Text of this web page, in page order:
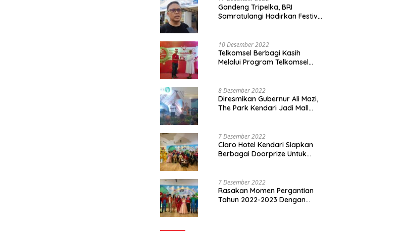
Gandeng Tripelka, BRI
Samratulangi Hadirkan Festival
10 Desember 2022
Telkomsel Berbagi Kasih
Melalui Program Telkomsel
8 Desember 2022
Diresmikan Gubernur Ali Mazi,
The Park Kendari Jadi Mall
7 Desember 2022
Claro Hotel Kendari Siapkan
Berbagai Doorprize Untuk
7 Desember 2022
Rasakan Momen Pergantian
Tahun 2022-2023 Dengan